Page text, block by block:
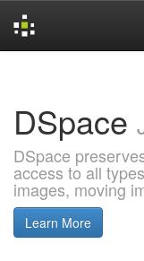
DSpace
DSpace
access to all
images, moving
Learn More